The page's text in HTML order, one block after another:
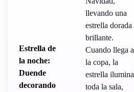
Estrella de
la noche:
Duende
decorando
llevando una
estrella dorada
brillante.
Cuando llega a
la copa, la
estrella ilumina
toda la sala,